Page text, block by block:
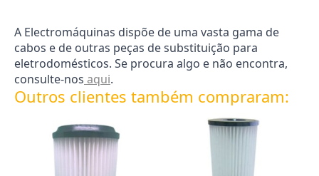
A Electromáquinas dispõe de uma vasta gama de
cabos e de outras peças de substituição para
eletrodomésticos. Se procura algo e não encontra,
consulte-nos aqui.
Outros clientes também compraram: